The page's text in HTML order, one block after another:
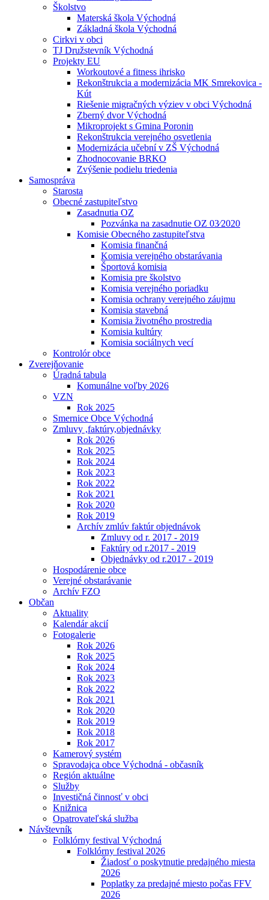
Školstvo
Materská škola Východná
Základná škola Východná
Cirkvi v obci
TJ Družstevník Východná
Projekty EU
Workoutové a fitness ihrisko
Rekonštrukcia a modernizácia MK Smrekovica -
Kút
Riešenie migračných výziev v obci Východná
Zberný dvor Východná
Mikroprojekt s Gmina Poronin
Rekonštrukcia verejného osvetlenia
Modernizácia učební v ZŠ Východná
Zhodnocovanie BRKO
Zvýšenie podielu triedenia
Samospráva
Starosta
Obecné zastupiteľstvo
Zasadnutia OZ
Pozvánka na zasadnutie OZ 03⁄2020
Komisie Obecného zastupiteľstva
Komisia finančná
Komisia verejného obstarávania
Športová komisia
Komisia pre školstvo
Komisia verejného poriadku
Komisia ochrany verejného záujmu
Komisia stavebná
Komisia životného prostredia
Komisia kultúry
Komisia sociálnych vecí
Kontrolór obce
Zverejňovanie
Úradná tabula
Komunálne voľby 2026
VZN
Rok 2025
Smernice Obce Východná
Zmluvy ,faktúry,objednávky
Rok 2026
Rok 2025
Rok 2024
Rok 2023
Rok 2022
Rok 2021
Rok 2020
Rok 2019
Archív zmlúv faktúr objednávok
Zmluvy od r. 2017 - 2019
Faktúry od r.2017 - 2019
Objednávky od r.2017 - 2019
Hospodárenie obce
Verejné obstarávanie
Archív FZO
Občan
Aktuality
Kalendár akcií
Fotogalerie
Rok 2026
Rok 2025
Rok 2024
Rok 2023
Rok 2022
Rok 2021
Rok 2020
Rok 2019
Rok 2018
Rok 2017
Kamerový systém
Spravodajca obce Východná - občasník
Región aktuálne
Služby
Investičná činnosť v obci
Knižnica
Opatrovateľská služba
Návštevník
Folklórny festival Východná
Folklórny festival 2026
Žiadosť o poskytnutie predajného miesta
2026
Poplatky za predajné miesto počas FFV
2026